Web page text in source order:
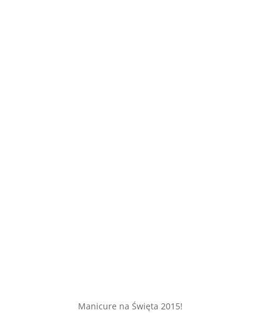
Manicure na Święta 2015!